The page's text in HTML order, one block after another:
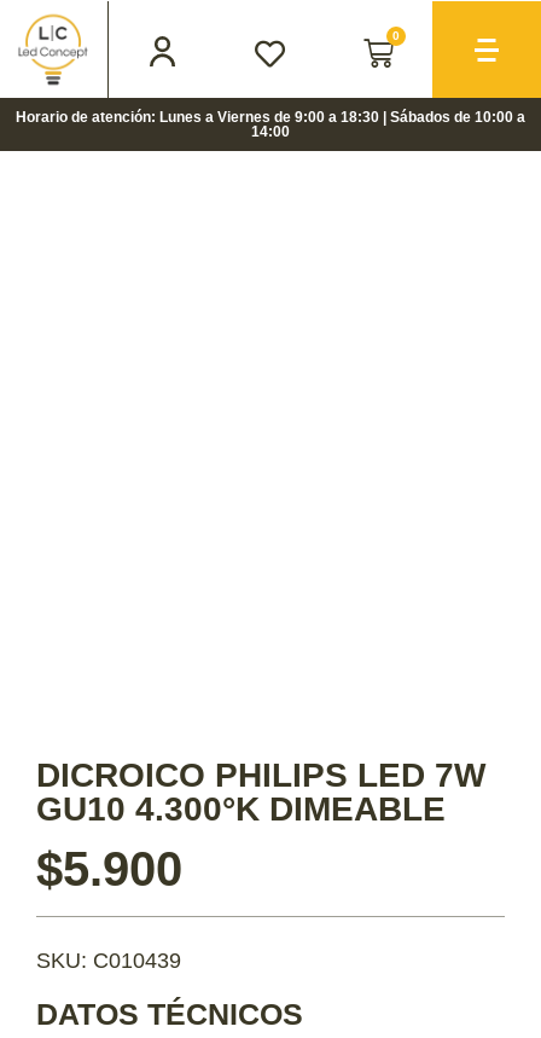
0
Horario de atención: Lunes a Viernes de 9:00 a 18:30 | Sábados de 10:00 a
14:00
DICROICO PHILIPS LED 7W
GU10 4.300°K DIMEABLE
$5.900
SKU: C010439
DATOS TÉCNICOS